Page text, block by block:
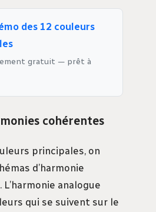
des 12 couleurs
gratuit — prêt à
cohérentes
principales, on
d’harmonie
analogue
qui se suivent sur le